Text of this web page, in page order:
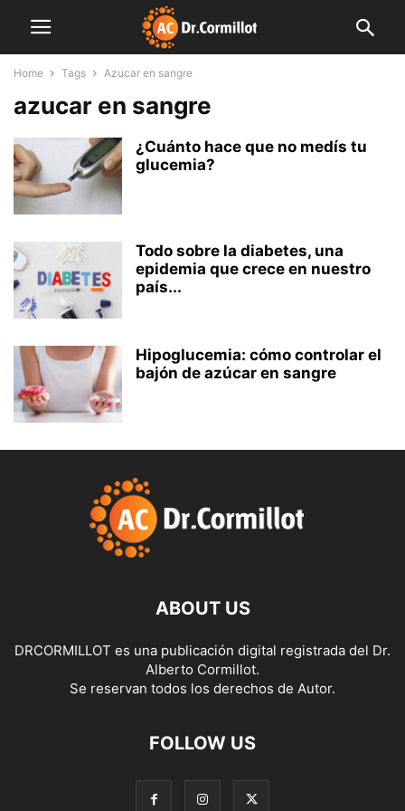
Home Tags Azucar en sangre
azucar en sangre
¿Cuánto hace que no medís tu
glucemia?
Todo sobre la diabetes, una
epidemia que crece en nuestro
país...
Hipoglucemia: cómo controlar el
bajón de azúcar en sangre
ABOUT US
DRCORMILLOT es una publicación digital registrada del Dr.
Alberto Cormillot.
Se reservan todos los derechos de Autor.
FOLLOW US